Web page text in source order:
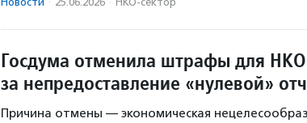
Госдума отменила штрафы для НКО
за непредоставление «нулевой»
Причина отмены — экономическая